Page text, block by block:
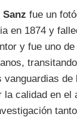
fue un
en 1874 y
y fue uno
de
la calidad en el